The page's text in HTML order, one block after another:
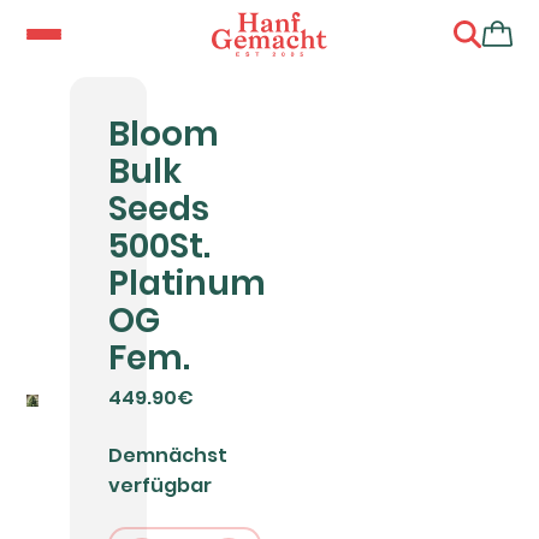
Bloom
Bulk
Seeds
500St.
Platinum
OG
Fem.
449.90€
Demnächst
verfügbar